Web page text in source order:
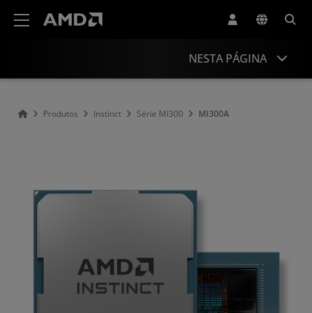
NESTA PÁGINA
Produtos Instinct Série MI300 MI300A